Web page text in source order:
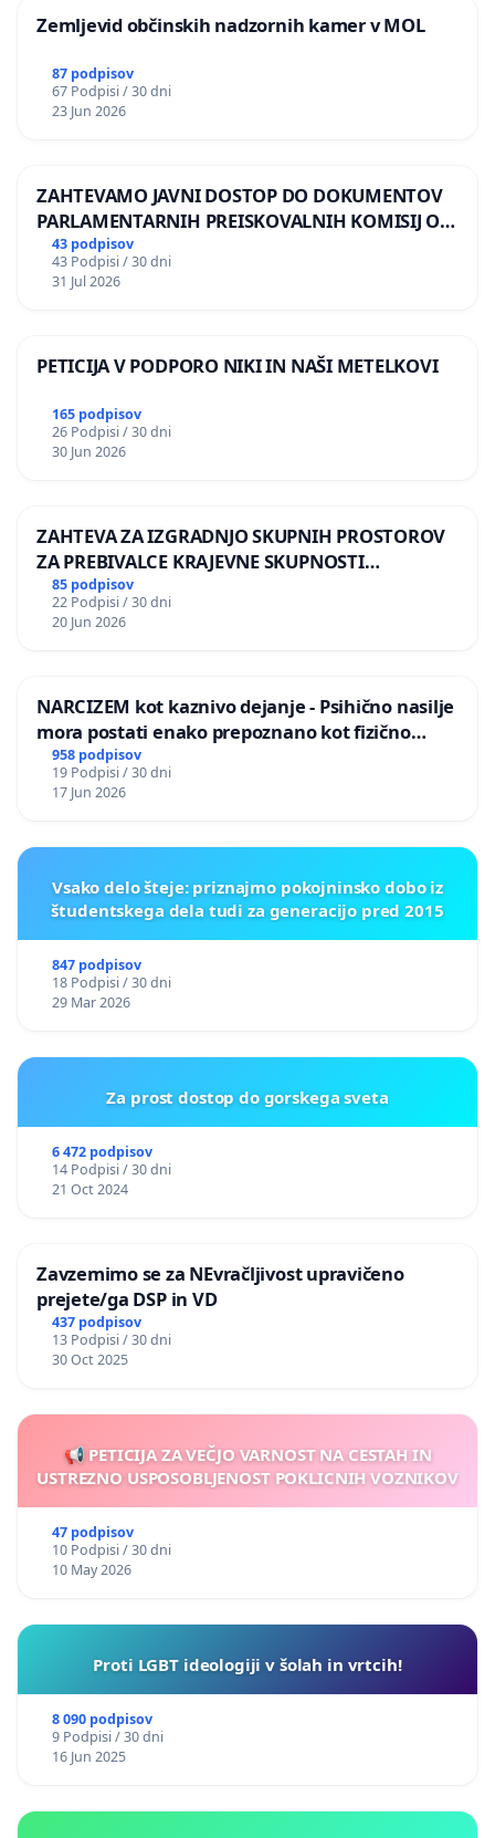
Zemljevid občinskih nadzornih kamer v MOL
87 podpisov
67 Podpisi / 30 dni
23 Jun 2026
ZAHTEVAMO JAVNI DOSTOP DO DOKUMENTOV
PARLAMENTARNIH PREISKOVALNIH KOMISIJ O
ILEGALNI TRGOVINI Z OROŽJEM
43 podpisov
43 Podpisi / 30 dni
31 Jul 2026
PETICIJA V PODPORO NIKI IN NAŠI METELKOVI
165 podpisov
26 Podpisi / 30 dni
30 Jun 2026
ZAHTEVA ZA IZGRADNJO SKUPNIH PROSTOROV
ZA PREBIVALCE KRAJEVNE SKUPNOSTI
PRESTRANEK
85 podpisov
22 Podpisi / 30 dni
20 Jun 2026
NARCIZEM kot kaznivo dejanje - Psihično nasilje
mora postati enako prepoznano kot fizično
nasilje
958 podpisov
19 Podpisi / 30 dni
17 Jun 2026
Vsako delo šteje: priznajmo pokojninsko dobo iz
študentskega dela tudi za generacijo pred 2015
847 podpisov
18 Podpisi / 30 dni
29 Mar 2026
Za prost dostop do gorskega sveta
6 472 podpisov
14 Podpisi / 30 dni
21 Oct 2024
Zavzemimo se za NEvračljivost upravičeno
prejete/ga DSP in VD
437 podpisov
13 Podpisi / 30 dni
30 Oct 2025
📢 PETICIJA ZA VEČJO VARNOST NA CESTAH IN
USTREZNO USPOSOBLJENOST POKLICNIH VOZNIKOV
47 podpisov
10 Podpisi / 30 dni
10 May 2026
Proti LGBT ideologiji v šolah in vrtcih!
8 090 podpisov
9 Podpisi / 30 dni
16 Jun 2025